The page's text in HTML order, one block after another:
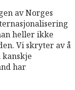
av Norges
heller ikke
Vi skryter av å
kanskje
har